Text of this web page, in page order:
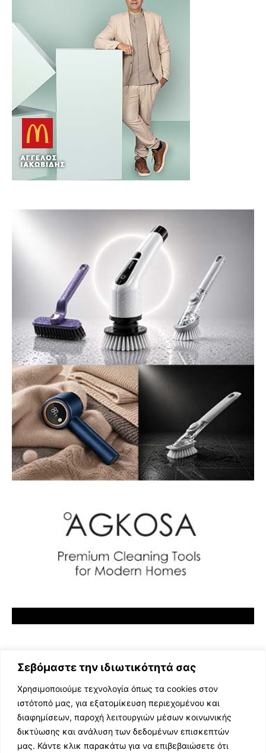
Σεβόμαστε την ιδιωτικότητά σας
Χρησιμοποιούμε τεχνολογία όπως τα cookies στον
ιστότοπό μας, για εξατομίκευση περιεχομένου και
διαφημίσεων, παροχή λειτουργιών μέσων κοινωνικής
δικτύωσης και ανάλυση των δεδομένων επισκεπτών
μας. Κάντε κλικ παρακάτω για να επιβεβαιώσετε ότι
ΕΛΛΗΝΙΚΗ ΜΟΥΣΙΚΗ
TV SHOWS